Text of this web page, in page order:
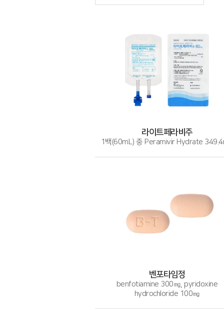
라이트페라비주
1백(60mL) 중 Peramivir Hydrate
벤포타임정
benfotiamine 300㎎, pyridoxine
hydrochloride 100㎎